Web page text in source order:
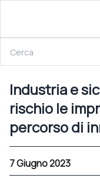
Industria e
rischio le
percorso di
7 Giugno 2023